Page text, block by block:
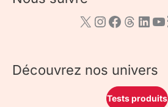
Découvrez nos univers
Tests produits